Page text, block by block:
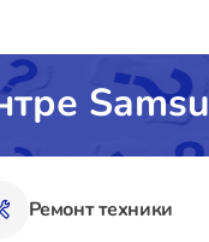
Ремонт техники